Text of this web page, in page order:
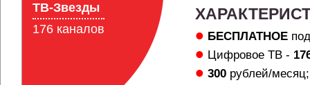
ТВ-Звезды
176 каналов
БЕСПЛАТНОЕ
Цифровое ТВ -
300 рублей/месяц;